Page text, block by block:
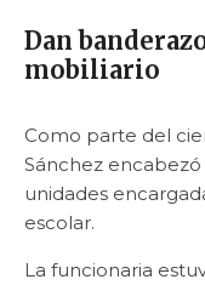
Dan
mobiliario
Como parte del
Sánchez
unidades
escolar.
La funcionaria